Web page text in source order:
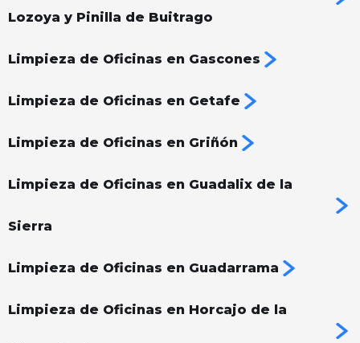
Lozoya y Pinilla de Buitrago
Limpieza de Oficinas en Gascones
Limpieza de Oficinas en Getafe
Limpieza de Oficinas en Griñón
Limpieza de Oficinas en Guadalix de la
Sierra
Limpieza de Oficinas en Guadarrama
Limpieza de Oficinas en Horcajo de la